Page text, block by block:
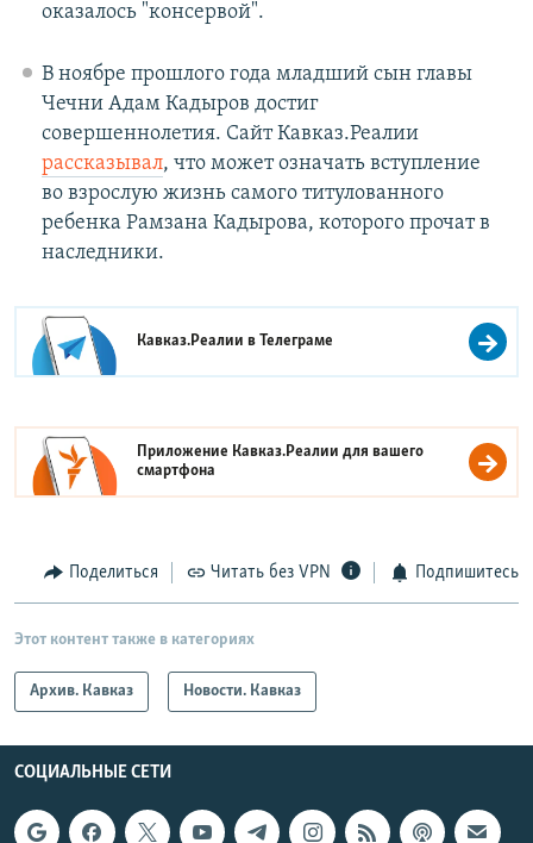
оказалось "консервой".
В ноябре прошлого года младший сын главы
Чечни Адам Кадыров достиг
совершеннолетия. Сайт Кавказ.Реалии
рассказывал, что может означать вступление
во взрослую жизнь самого титулованного
ребенка Рамзана Кадырова, которого прочат в
наследники.
Кавказ.Реалии вТелеграме
Приложение Кавказ.Реалии для вашего
смартфона
Поделиться Читать без VPN Подпишитесь
Этот контент также в категориях
Архив. Кавказ Новости. Кавказ
СОЦИАЛЬНЫЕ СЕТИ